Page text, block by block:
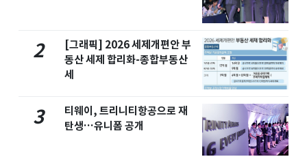
2
[그래픽] 2026 세제개편안 부
동산 세제 합리화-종합부동산
세
3
티웨이, 트리니티항공으로 재
탄생…유니폼 공개